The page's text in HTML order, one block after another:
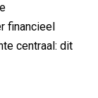
financieel
centraal: dit